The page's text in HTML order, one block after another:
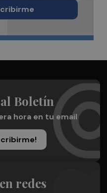
Boletín
hora en tu email
redes